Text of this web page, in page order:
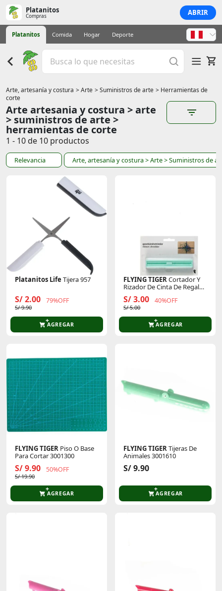
Platanitos
Compras ABRIR
Platanitos Comida Hogar Deporte
Arte, artesanía y costura > Arte > Suministros de arte > Herramientas de
corte
Arte artesania y costura > arte
> suministros de arte >
herramientas de corte
1 - 10 de 10 productos
Relevancia Arte, artesanía y costura> Arte> Suministros de
Platanitos Life Tijera 957
S/ 2.00 79%OFF
S/ 9.90
AGREGAR
FLYING TIGERCortador Y
Rizador De Cinta De Regalo
P/Cumpleaños 3001966
S/ 3.00 40%OFF
S/ 5.00
AGREGAR
FLYING TIGER Piso O Base
Para Cortar 3001300
S/ 9.90 50%OFF
S/ 19.90
AGREGAR
FLYING TIGER Tijeras De
Animales 3001610
S/ 9.90
AGREGAR